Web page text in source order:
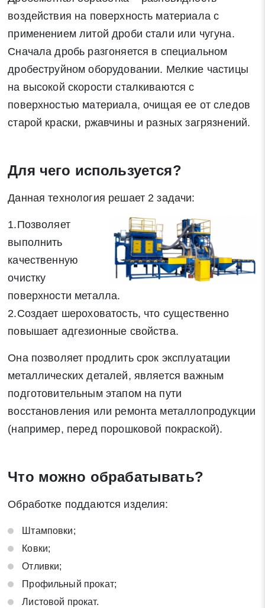
воздействия на поверхность материала с
применением литой дроби стали или чугуна.
Сначала дробь разгоняется в специальном
дробеструйном оборудовании. Мелкие частицы
на высокой скорости сталкиваются с
поверхностью материала, очищая ее от следов
старой краски, ржавчины и разных загрязнений.
Для чего используется?
Данная технология решает 2 задачи:
1.Позволяет
выполнить
качественную
очистку
поверхности металла.
2.Создает шероховатость, что существенно
повышает адгезионные свойства.
Она позволяет продлить срок эксплуатации
металлических деталей, является важным
подготовительным этапом на пути
восстановления или ремонта металлопродукции
(например, перед порошковой покраской).
Что можно обрабатывать?
Обработке поддаются изделия:
Штамповки;
Ковки;
Отливки;
Профильный прокат;
Листовой прокат.